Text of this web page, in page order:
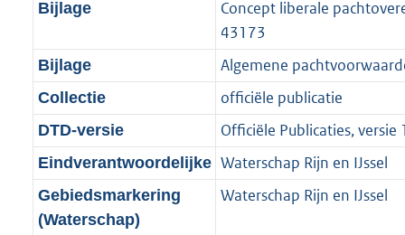
f
r
m
a
a
t
b
n
o
r
m
a
a
t
b
i
f
o
r
m
a
a
t
b
e
n
f
o
r
m
a
a
t
o
o
t
t
e
:
2
K
r
o
o
t
t
e
:
2
Bijlage
Concept liberale
43173
Bijlage Algemene
Collectie officiële publicatie
DTD-versie Officiële Publicaties, versie
Eindverantwoordelijke Waterschap Rijn en IJssel
Gebiedsmarkering
(Waterschap)
Waterschap Rijn en IJssel